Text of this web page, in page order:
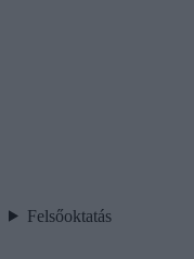
Felsőoktatás